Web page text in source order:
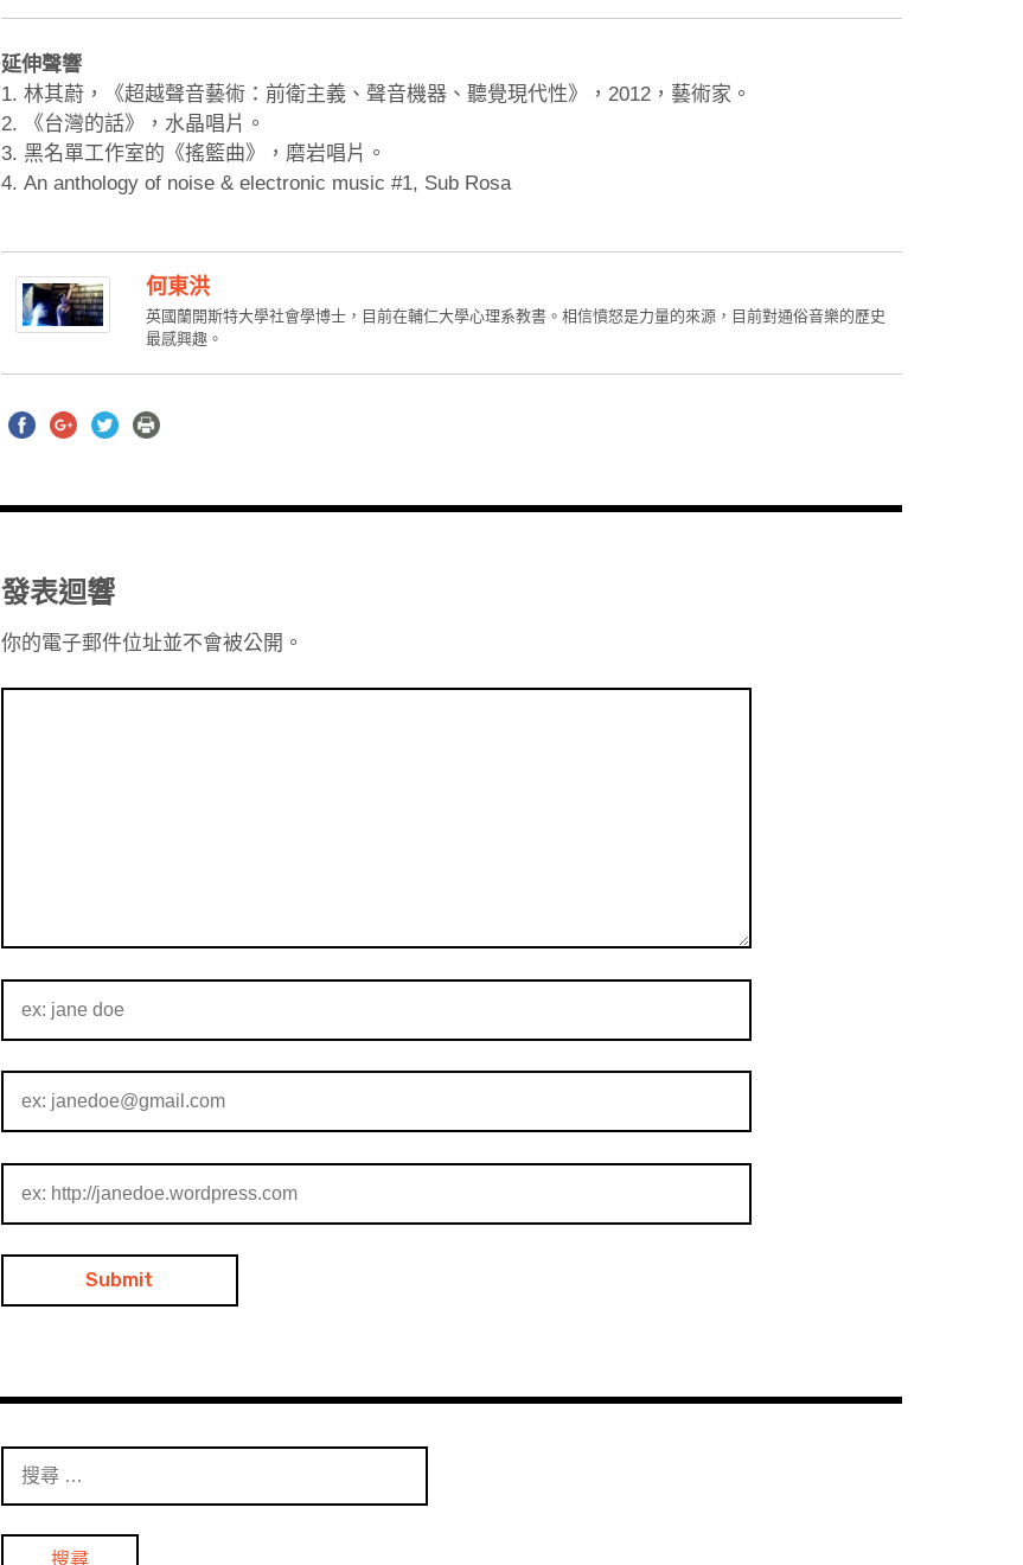
延伸聲響
1. 林其蔚，《超越聲音藝術：前衛主義、聲音機器、聽覺現代性》，2012，藝術家。
2. 《台灣的話》，水晶唱片。
3. 黑名單工作室的《搖籃曲》，磨岩唱片。
4. An anthology of noise & electronic music #1, Sub Rosa
何東洪
英國蘭開斯特大學社會學博士，目前在輔仁大學心理系教書。相信憤怒是力量的來源，目前對通俗音樂的歷史
最感興趣。
發表迴響
你的電子郵件位址並不會被公開。